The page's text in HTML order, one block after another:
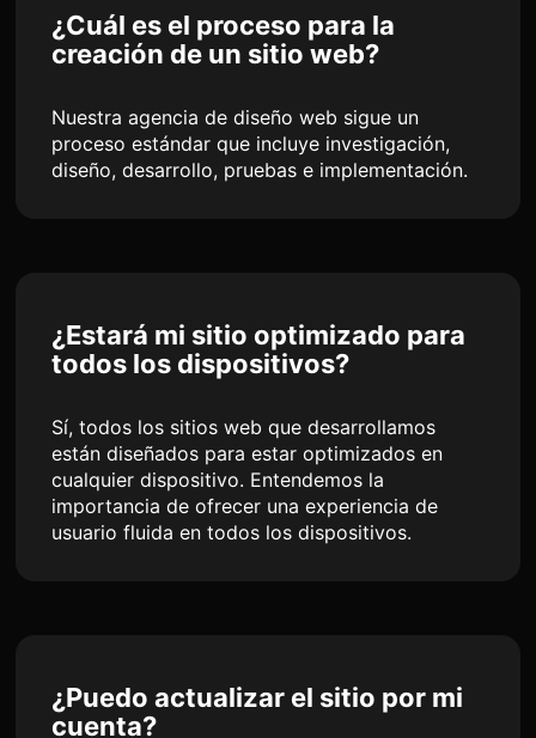
¿Cuál es el proceso para la
creación de un sitio web?
Nuestra agencia de diseño web sigue un
proceso estándar que incluye investigación,
diseño, desarrollo, pruebas e implementación.
¿Estará mi sitio optimizado para
todos los dispositivos?
Sí, todos los sitios web que desarrollamos
están diseñados para estar optimizados en
cualquier dispositivo. Entendemos la
importancia de ofrecer una experiencia de
usuario fluida en todos los dispositivos.
¿Puedo actualizar el sitio por mi
cuenta?